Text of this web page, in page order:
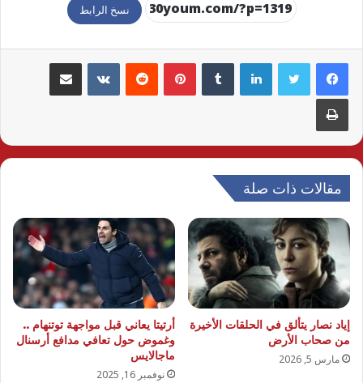
نسخ الرابط
لينكدإن بينتيريست مشاركة عبر البريد
طباعة
مقالات ذات صلة
إياد نصار يتألق في الحلقات الأخيرة
من صحاب الأرض
مارس 5, 2026
أرتيتا يعاني قبل مواجهة توتنهام ..
وغموض حول تعافي مدافع أرسنال
ماجالايس
نوفمبر 16, 2025